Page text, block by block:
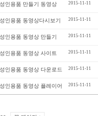
성인용품 만들기 동영상 2015-11-11
성인용품 동영상다시보기 2015-11-11
성인용품 동영상 만들기 2015-11-11
성인용품 동영상 사이트 2015-11-11
성인용품 동영상 다운로드 2015-11-11
성인용품 동영상 플레이어 2015-11-11